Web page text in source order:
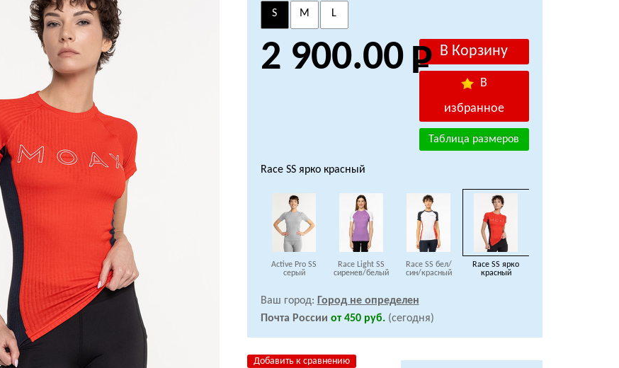
S
M L
2 900.00
В
избранное
Таблица размеров
Race SS ярко красный
Active Pro SS
серый
Race Light SS
сиренев/белый
Race SS бел/
син/красный
Race SS ярко
красный
Ваш город: Город не определен
Почта России от 450 руб. (сегодня)
Добавить к сравнению